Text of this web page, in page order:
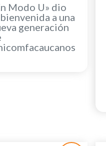
Modo U» dio
a una
generación